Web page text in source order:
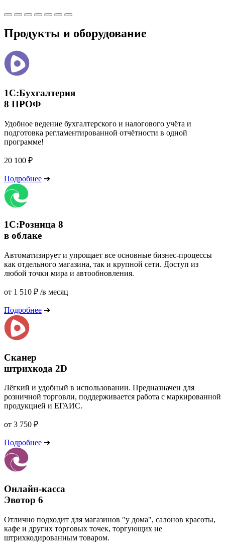
Продукты и оборудование
1С:Бухгалтерия
8 ПРОФ
Удобное ведение бухгалтерского и налогового учёта и
подготовка регламентированной отчётности в одной
программе!
20 100 ₽
Подробнее ➔
1С:Розница 8
в облаке
Автоматизирует и упрощает все основные бизнес-процессы
как отдельного магазина, так и крупной сети. Доступ из
любой точки мира и автообновления.
от 1 510 ₽ /в месяц
Подробнее ➔
Сканер
штрихкода 2D
Лёгкий и удобный в использовании. Предназначен для
розничной торговли, поддерживается работа с маркированной
продукцией и ЕГАИС.
от 3 750 ₽
Подробнее ➔
Онлайн-касса
Эвотор 6
Отлично подходит для магазинов "у дома", салонов красоты,
кафе и других торговых точек, торгующих не
штрихкодированным товаром.